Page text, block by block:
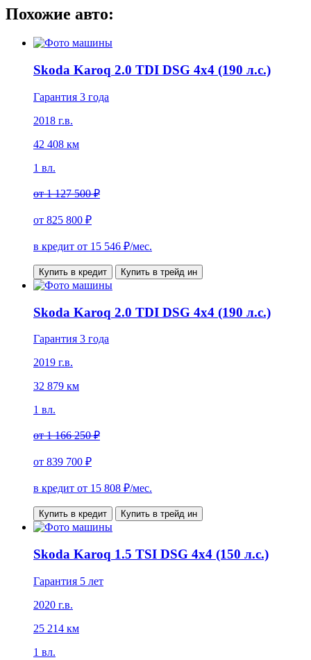
Похожие авто:
Skoda Karoq 2.0 TDI DSG 4x4 (190 л.с.)
Гарантия 3 года
2018 г.в.
42 408 км
1 вл.
от1 127 500 ₽
от 825 800 ₽
в кредит от 15 546 ₽/мес.
Купить в кредит Купить в трейд ин
Skoda Karoq 2.0 TDI DSG 4x4 (190 л.с.)
Гарантия 3 года
2019 г.в.
32 879 км
1 вл.
от1 166 250 ₽
от 839 700 ₽
в кредит от 15 808 ₽/мес.
Купить в кредит Купить в трейд ин
Skoda Karoq 1.5 TSI DSG 4x4 (150 л.с.)
Гарантия 5 лет
2020 г.в.
25 214 км
1 вл.